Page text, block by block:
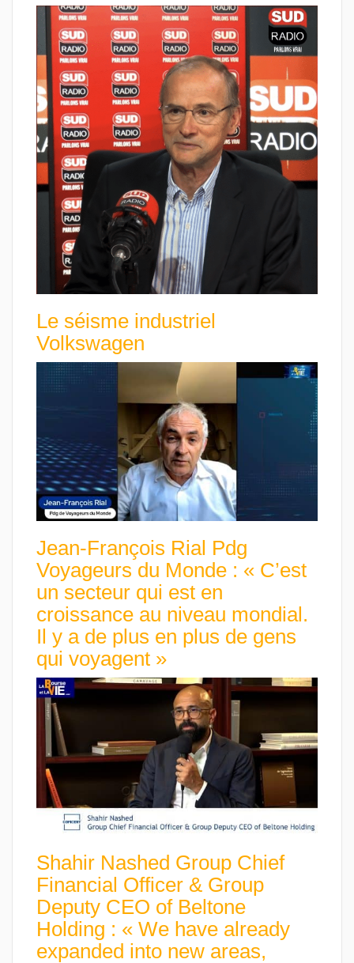
Le séisme industriel
Volkswagen
Jean-François Rial Pdg
Voyageurs du Monde : « C’est
un secteur qui est en
croissance au niveau mondial.
Il y a de plus en plus de gens
qui voyagent »
Shahir Nashed Group Chief
Financial Officer & Group
Deputy CEO of Beltone
Holding : « We have already
expanded into new areas,